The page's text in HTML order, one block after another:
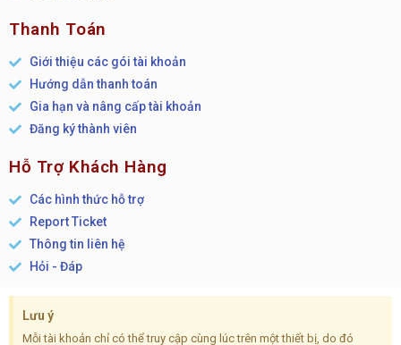
Thanh Toán
Giới thiệu các gói tài khoản
Hướng dẫn thanh toán
Gia hạn và nâng cấp tài khoản
Đăng ký thành viên
Hỗ Trợ Khách Hàng
Các hình thức hỗ trợ
Report Ticket
Thông tin liên hệ
Hỏi - Đáp
Lưu ý
Mỗi tài khoản chỉ có thể truy cập cùng lúc trên một thiết bị, do đó